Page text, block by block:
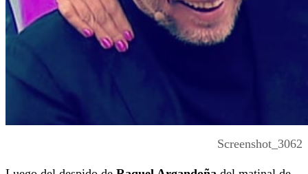
Screenshot_3062